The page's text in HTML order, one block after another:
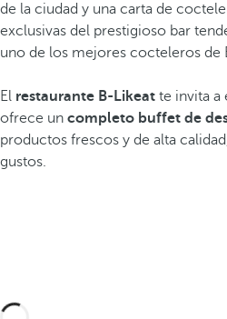
de la ciudad y una carta de
exclusivas del prestigioso bar
uno de los mejores cocteleros de
El restaurante B-Likeat te invita a
ofrece un completo buffet de
productos frescos y de alta
gustos.